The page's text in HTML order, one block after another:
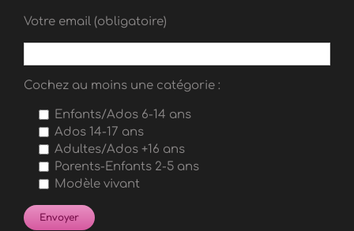
Votre email (obligatoire)
Cochez au moins une catégorie :
Enfants/Ados 6-14 ans
Ados 14-17 ans
Adultes/Ados +16 ans
Parents-Enfants 2-5 ans
Modèle vivant